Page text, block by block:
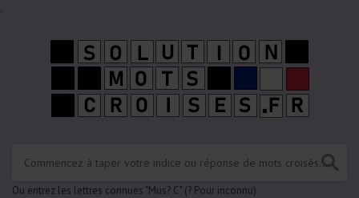
.
Ou entrez les lettres connues "Mus? C" (? Pour inconnu)